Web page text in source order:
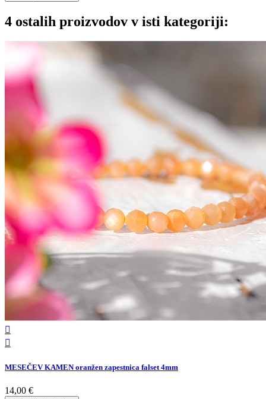
4 ostalih proizvodov v isti kategoriji:


MESEČEV KAMEN oranžen zapestnica falset 4mm
14,00 €